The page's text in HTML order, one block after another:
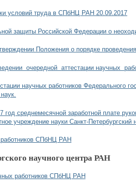
условий труда в СПбНЦ РАН 20.09.2017
защиты Российской Федерации о
Положения о порядке
очередной аттестации научных
научных работников Федерального
среднемесячной заработной плате
учреждение науки Санкт-Петербургский
работников СПбНЦ РАН
научного центра РАН
работников СПбНЦ РАН